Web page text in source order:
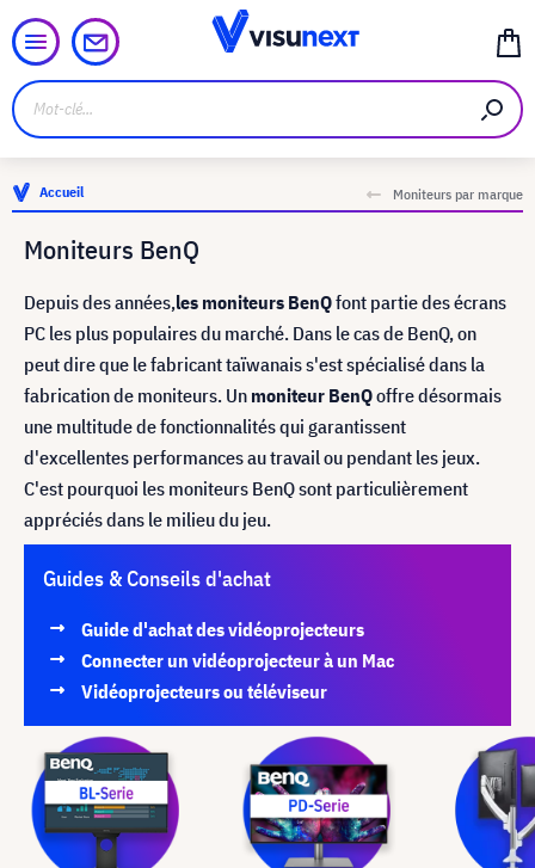
Accueil Moniteurs par marque
Moniteurs BenQ
Depuis des années,les moniteurs BenQfont partie des écrans
PC les plus populaires du marché. Dans le cas de BenQ, on
peut dire que le fabricant taïwanais s'est spécialisé dans la
fabrication de moniteurs. Un moniteur BenQoffre désormais
une multitude de fonctionnalités qui garantissent
d'excellentes performances au travail ou pendant les jeux.
C'est pourquoi les moniteurs BenQ sont particulièrement
appréciés dans le milieu du jeu.
Guides & Conseils d'achat
Guide d'achat des vidéoprojecteurs
Connecter un vidéoprojecteur à un Mac
Vidéoprojecteurs ou téléviseur